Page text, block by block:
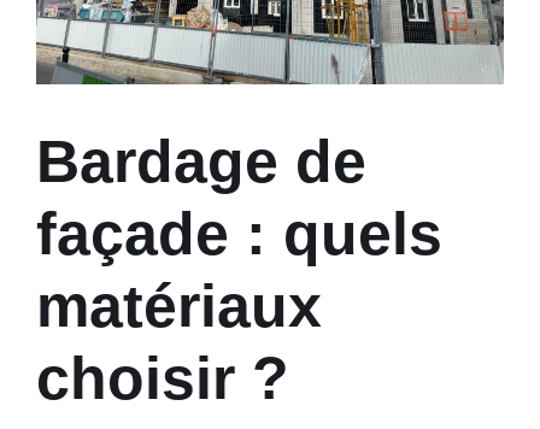
Bardage de
façade : quels
matériaux
choisir ?